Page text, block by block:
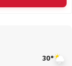
30°